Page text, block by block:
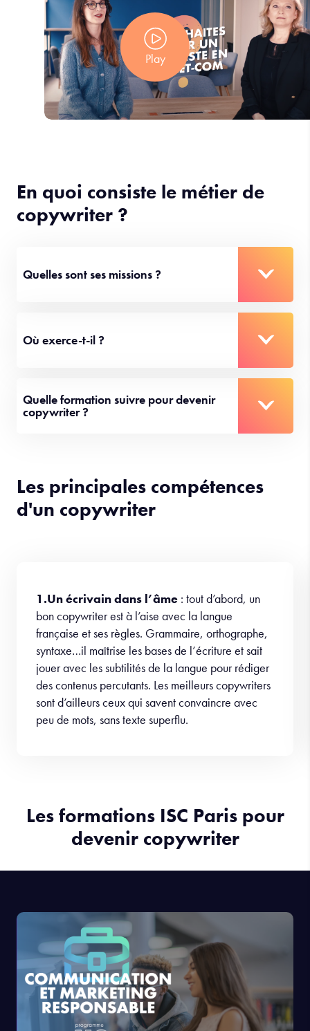
Play
En quoi consiste le métier de
copywriter ?
Quelles sont ses missions ?
Où exerce-t-il ?
Quelle formation suivre pour devenir
copywriter ?
Les principales compétences
d'un copywriter
1.Un écrivain dans l’âme : tout d’abord, un
bon copywriter est à l’aise avec la langue
française et ses règles. Grammaire, orthographe,
syntaxe…il maîtrise les bases de l’écriture et sait
jouer avec les subtilités de la langue pour rédiger
des contenus percutants. Les meilleurs copywriters
sont d’ailleurs ceux qui savent convaincre avec
peu de mots, sans texte superflu.
Les formations ISC Paris pour
devenir copywriter